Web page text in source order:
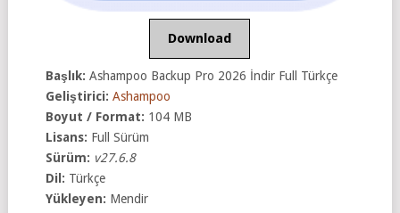
Download
Başlık: Ashampoo Backup Pro 2026 İndir Full Türkçe
Geliştirici: Ashampoo
Boyut / Format: 104 MB
Lisans: Full Sürüm
Sürüm: v27.6.8
Dil: Türkçe
Yükleyen: Mendir